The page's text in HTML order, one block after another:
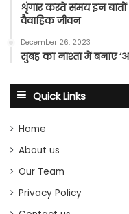
शृंगार करते समय इन बातों
वैवाहिक जीवन
December 26, 2023
सुबह का नाश्ता में बनाए
Quick Links
Home
About us
Our Team
Privacy Policy